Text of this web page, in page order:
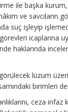
ile başka
ve savcıların
suç işleyip
icaplarına
haklarında
lüzum
birimleri
ceza infaz